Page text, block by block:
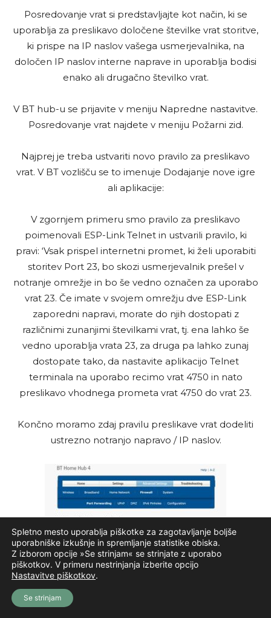
Posredovanje vrat si predstavljajte kot način, ki se
uporablja za preslikavo določene številke vrat storitve,
ki prispe na IP naslov vašega usmerjevalnika, na
določen IP naslov interne naprave in uporablja bodisi
enako ali drugačno številko vrat.
V BT hub-u se prijavite v meniju Napredne nastavitve.
Posredovanje vrat najdete v meniju Požarni zid.
Najprej je treba ustvariti novo pravilo za preslikavo
vrat. V BT vozlišču se to imenuje Dodajanje nove igre
ali aplikacije:
V zgornjem primeru smo pravilo za preslikavo
poimenovali ESP-Link Telnet in ustvarili pravilo, ki
pravi: ‘Vsak prispel internetni promet, ki želi uporabiti
storitev Port 23, bo skozi usmerjevalnik prešel v
notranje omrežje in bo še vedno označen za uporabo
vrat 23. Če imate v svojem omrežju dve ESP-Link
zaporedni napravi, morate do njih dostopati z
različnimi zunanjimi številkami vrat, tj. ena lahko še
vedno uporablja vrata 23, za druga pa lahko zunaj
dostopate tako, da nastavite aplikacijo Telnet
terminala na uporabo recimo vrat 4750 in nato
preslikavo vhodnega prometa vrat 4750 do vrat 23.
Končno moramo zdaj pravilu preslikave vrat dodeliti
ustrezno notranjo napravo / IP naslov.
Spletno mesto uporablja piškotke za zagotavljanje boljše
uporabniške izkušnje in spremljanje statistike obiska.
Z izborom opcije »Se strinjam« se strinjate z uporabo
piškotkov. V primeru nestrinjanja izberite opcijo
Nastavitve piškotkov.
Se strinjam